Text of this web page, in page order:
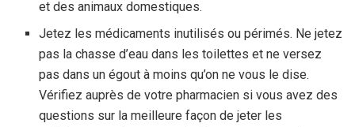
et des animaux domestiques.
Jetez les médicaments inutilisés ou périmés. Ne jetez
pas la chasse d’eau dans les toilettes et ne versez
pas dans un égout à moins qu’on ne vous le dise.
Vérifiez auprès de votre pharmacien si vous avez des
questions sur la meilleure façon de jeter les